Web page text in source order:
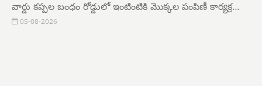
వార్డు కప్పల బంధం రోడ్డులో ఇంటింటికి మొక్కల పంపిణీ కార్యక్రమం
బుధవారం ఘనంగా ప్రారంభమైంది.మంత్రి పొంగులేటి శ్రీనివాస్
05-08-2026